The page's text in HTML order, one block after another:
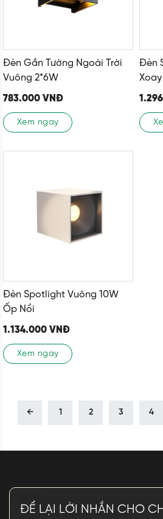
Đèn Gắn Tường Ngoài Trời
Vuông 2*6W
783.000 VNĐ
Xem ngay
Đèn
Đèn Spotlight Vuông 10W
Ốp Nổi
1.134.000 VNĐ
Xem ngay
← 1 2 3 4
ĐỂ LẠI LỜI NHẮN CHO